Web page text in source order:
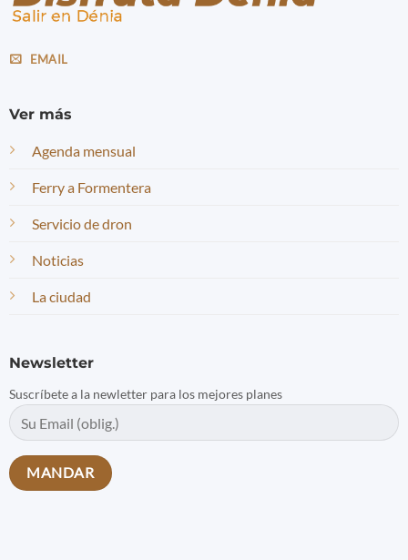
EMAIL
Ver más
Agenda mensual
Ferry a Formentera
Servicio de dron
Noticias
La ciudad
Newsletter
Suscríbete a la newletter para los mejores planes